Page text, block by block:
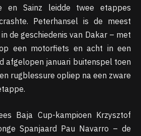
en Sainz leidde twee etappes
Peterhansel is de meest
de geschiedenis van Dakar – met
een motorfiets en acht in een
afgelopen januari buitenspel toen
rugblessure opliep na een zware
Baja Cup-kampioen Krzysztof
Spanjaard Pau Navarro – de